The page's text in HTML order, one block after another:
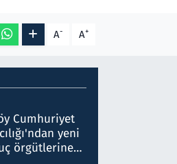
A- A+
Cumhuriyet
yeni
örgütlerine